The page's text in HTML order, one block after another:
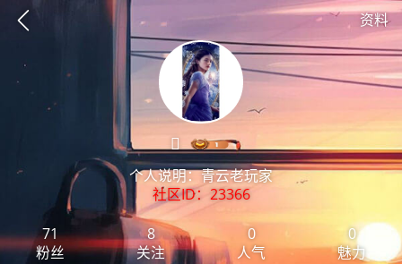
资料

个人说明：青云老玩家
社区ID：23366
71
粉丝
8
关注
0
人气
0
魅力